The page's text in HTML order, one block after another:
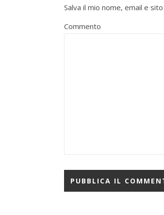
Salva il mio nome, email e
Commento